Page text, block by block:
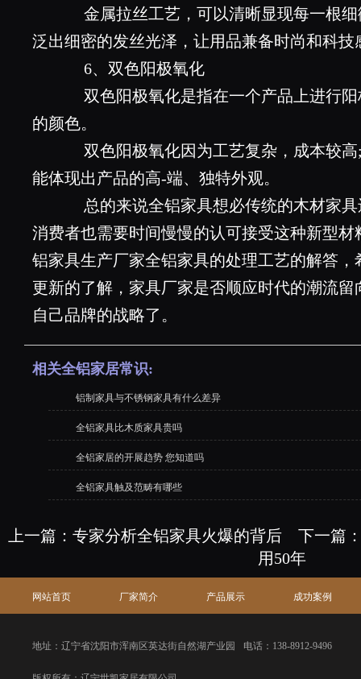
金属拉丝工艺，可以清晰显现每一根细
泛出细密的发丝光泽，让用品兼备时尚和科技
6、双色阳极氧化
双色阳极氧化是指在一个产品上进行阳
的颜色。
双色阳极氧化因为工艺复杂，成本较高;
能体现出产品的高-端、独特外观。
总的来说全铝家具想必传统的木材家具
消费者也需要时间慢慢的认可接受这种新型
铝家具生产厂家全铝家具的处理工艺的解答
更新的了解，家具厂家是否顺应时代的潮流
自己品牌的战略了。
相关全铝家居常识:
铝制家具与不锈钢家具有什么差异
全铝家具比木质家具贵吗
全铝家居的开展趋势 您知道吗
全铝家具触及范畴有哪些
上一篇： 专家分析全铝家具火爆的背后 下一篇
用50年
网站首页 厂家简介 产品展示 成功案例
地址：辽宁省沈阳市浑南区英达街自然湖产业园 电话：138-8912-9496